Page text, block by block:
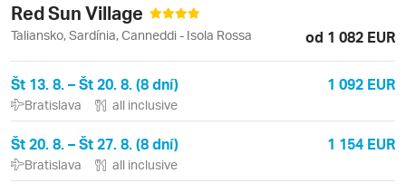
Red Sun Village
Taliansko, Sardínia, Canneddi - Isola Rossa od 1 082 EUR
Št 13. 8. – Št 20. 8. (8 dní) 1 092 EUR
Bratislava all inclusive
Št 20. 8. – Št 27. 8. (8 dní) 1 154 EUR
Bratislava all inclusive